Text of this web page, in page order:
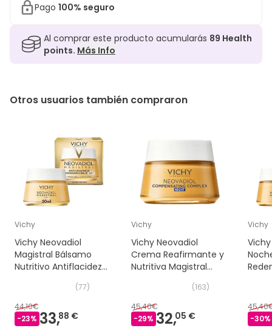
Pago 100% seguro
Al comprar este producto acumularás 89 Health
points. Más Info
Otros usuarios también compraron
Vichy
Vichy Neovadiol
Magistral Bálsamo
Nutritivo Antiflacidez
(77)
44,10€
-23% 33,88 €
Vichy
Vichy Neovadiol
Crema Reafirmante y
Nutritiva Magistral
(163)
45,40€
-29% 32,05 €
Vichy
-30%